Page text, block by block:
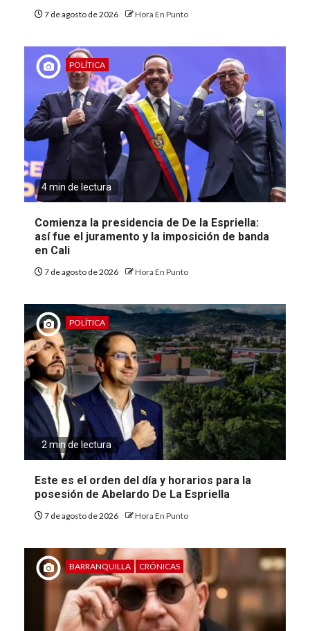
7 de agosto de 2026 Hora En Punto
POLÍTICA
4 min de lectura
Comienza la presidencia de De la Espriella:
así fue el juramento y la imposición de banda
en Cali
7 de agosto de 2026 Hora En Punto
POLÍTICA
2 min de lectura
Este es el orden del día y horarios para la
posesión de Abelardo De La Espriella
7 de agosto de 2026 Hora En Punto
BARRANQUILLA CRÓNICAS